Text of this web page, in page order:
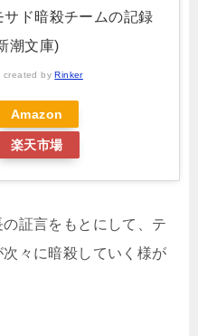
サド暗殺チームの記録
潮文庫)
created byRinker
Amazon
楽天市場
証言をもとにして、テ
々に暗殺していく様が